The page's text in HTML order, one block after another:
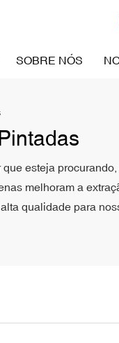
SOBRE NÓS
esteja
melhoram a
qualidade para